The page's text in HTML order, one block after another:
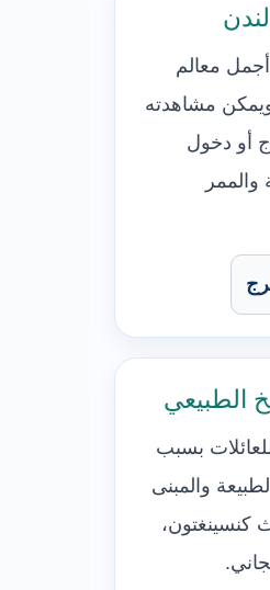
معالم
مشاهدته
أو دخول
والممر
الطبيعي
بسبب
والمبنى
كنسينغتون،